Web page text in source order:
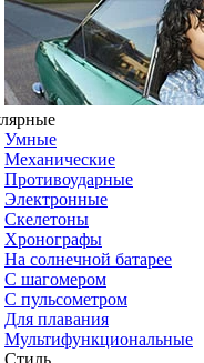
Умные
Механические
Противоударные
Электронные
Скелетоны
Хронографы
На солнечной батарее
С шагомером
С пульсометром
Для плавания
Мультифункциональные
Стиль